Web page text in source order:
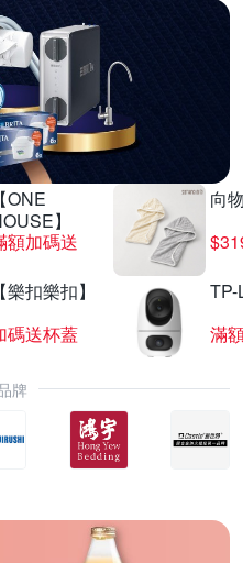
【ONE
】
額加碼送
向
【樂扣樂扣】
碼送杯蓋
TP-
滿
牌